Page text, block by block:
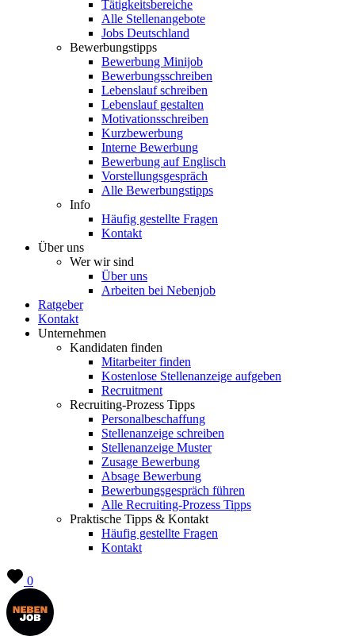
Tätigkeitsbereiche
Alle Stellenangebote
Jobs Deutschland
Bewerbungstipps
Bewerbung Minijob
Bewerbungsschreiben
Lebenslauf schreiben
Lebenslauf gestalten
Motivationsschreiben
Kurzbewerbung
Interne Bewerbung
Bewerbung auf Englisch
Vorstellungsgespräch
Alle Bewerbungstipps
Info
Häufig gestellte Fragen
Kontakt
Über uns
Wer wir sind
Über uns
Arbeiten bei Nebenjob
Ratgeber
Kontakt
Unternehmen
Kandidaten finden
Mitarbeiter finden
Kostenlose Stellenanzeige aufgeben
Recruitment
Recruiting-Prozess Tipps
Personalbeschaffung
Stellenanzeige schreiben
Stellenanzeige Muster
Zusage Bewerbung
Absage Bewerbung
Bewerbungsgespräch führen
Alle Recruiting-Prozess Tipps
Praktische Tipps & Kontakt
Häufig gestellte Fragen
Kontakt
0